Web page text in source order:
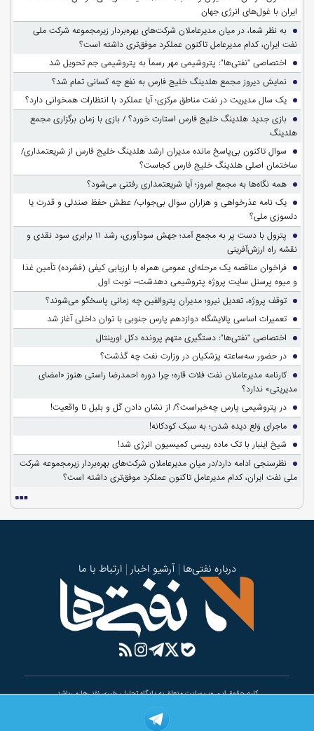
ایران با غول‌های انرژی جهان
به نظر شما، در میان مدیرعاملان شرکت‌های بهره‌بردار زیرمجموعه شرکت ملی
نفت ایران، کدام مدیرعامل تاکنون عملکرد موفق‌تری داشته است؟
اختصاصی "نفتی‌ها": پتروشیمی مهر رسماً به پتروشیمی جم تحویل شد
نمایش دیروز مجمع هلدینگ خلیج فارس به نفع چه کسانی تمام شد؟
یک سال مدیریت در نفت مناطق مرکزی؛ آیا عملکرد با انتظارات همخوانی دارد؟
بازی جدید هلدینگ خلیج فارس استارت خورد؟ / بازی با زمان برگزاری مجمع
هلدینگ
سوالِ تاکنون بی‌پاسخ مانده مدیران ارشد هلدینگ خلیج فارس از شریعتمداری/
ساختمان اصلی هلدینگ خلیج فارس کجاست؟
همه نگاه‌ها به مجمع امروز؛ آیا شریعتمداری رفتنی می‌شود؟
یک نامه عذرخواهی و هزاران سوال بی‌جواب/ عطش حفظ صندلی و قدرت یا
دلسوزی ملی؟
پترول با دست پر به مجمع آمد؛ جهش سودآوری، رشد ۱۱ برابری سود نقدی و
نقشه راه ارزش‌آفرینی
فراخوان مناقصه یک مرحله‌ای عمومی همراه با ارزیابی کیفی (فشرده) تأمین غذا
و میوه پرسنل سایت پروژه پتروشیمی دهدشت– نوبت اول
توقف پروژه، تعدیل نیرو؛ مدیران پتروالفین چه زمانی پاسخگو می‌شوند؟
تعمیرات اساسی پالایشگاه دوازدهم پارس جنوبی با توان داخلی آغاز شد
اختصاصی "نفتی‌ها": دستگیری متهم پرونده دکل اورینتال
در حضور سه‌ساعته پزشکیان در وزارت نفت چه گذشت؟
کارنامه مدیرعاملان نفت فلات قاره؛ چرا دوره احمدرضا راستی هنوز «امضای
مدیریتی» ندارد؟
در پتروشیمی پارس چه‌خبراست؟/ از نشان دادن گل و بلبل تا واقعیت!
ماجرای وَلع دیده شدن؛ به سبک کودکانه!
شیخ اینبار با تک ماده رییس کمیسیون انرژی شد!
نظرسنجی ادامه دارد/در میان مدیرعاملان شرکت‌های بهره‌بردار زیرمجموعه شرکت
ملی نفت ایران، کدام مدیرعامل تاکنون عملکرد موفق‌تری داشته است؟
درباره نفتی‌ها آرشیو اخبار ارتباط با ما
کلیه حقوق این وب سایت متعلق به پایگاه تحلیلی خبری نفتی‌ها می‌باشد